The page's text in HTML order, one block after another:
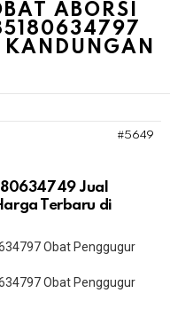
ABORSI
KANDUNGAN
#5649
Jual
Terbaru di
Obat Penggugur
Obat Penggugur